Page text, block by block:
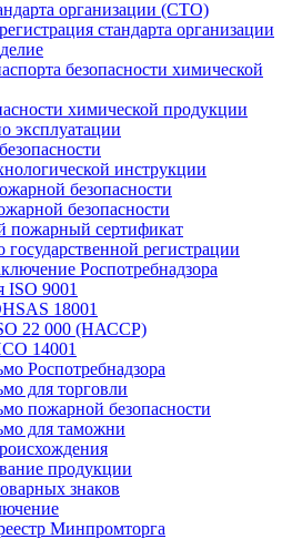
организации (СТО)
стандарта организации
безопасности химической
химической продукции
эксплуатации
инструкции
безопасности
безопасности
пожарный сертификат
государственной регистрации
Роспотребнадзора
ISO 9001
18001
22 000 (НАССР)
14001
Роспотребнадзора
для торговли
пожарной безопасности
для таможни
продукции
знаков
Минпромторга